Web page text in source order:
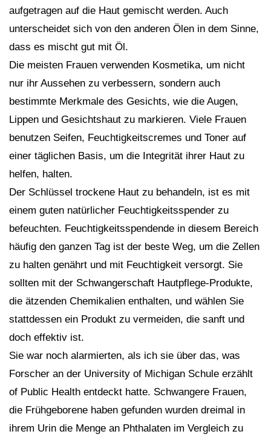
aufgetragen auf die Haut gemischt werden. Auch
unterscheidet sich von den anderen Ölen in dem Sinne,
dass es mischt gut mit Öl.
Die meisten Frauen verwenden Kosmetika, um nicht
nur ihr Aussehen zu verbessern, sondern auch
bestimmte Merkmale des Gesichts, wie die Augen,
Lippen und Gesichtshaut zu markieren. Viele Frauen
benutzen Seifen, Feuchtigkeitscremes und Toner auf
einer täglichen Basis, um die Integrität ihrer Haut zu
helfen, halten.
Der Schlüssel trockene Haut zu behandeln, ist es mit
einem guten natürlicher Feuchtigkeitsspender zu
befeuchten. Feuchtigkeitsspendende in diesem Bereich
häufig den ganzen Tag ist der beste Weg, um die Zellen
zu halten genährt und mit Feuchtigkeit versorgt. Sie
sollten mit der Schwangerschaft Hautpflege-Produkte,
die ätzenden Chemikalien enthalten, und wählen Sie
stattdessen ein Produkt zu vermeiden, die sanft und
doch effektiv ist.
Sie war noch alarmierten, als ich sie über das, was
Forscher an der University of Michigan Schule erzählt
of Public Health entdeckt hatte. Schwangere Frauen,
die Frühgeborene haben gefunden wurden dreimal in
ihrem Urin die Menge an Phthalaten im Vergleich zu